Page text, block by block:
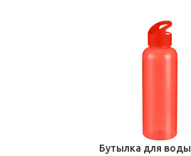
Бутылка для воды